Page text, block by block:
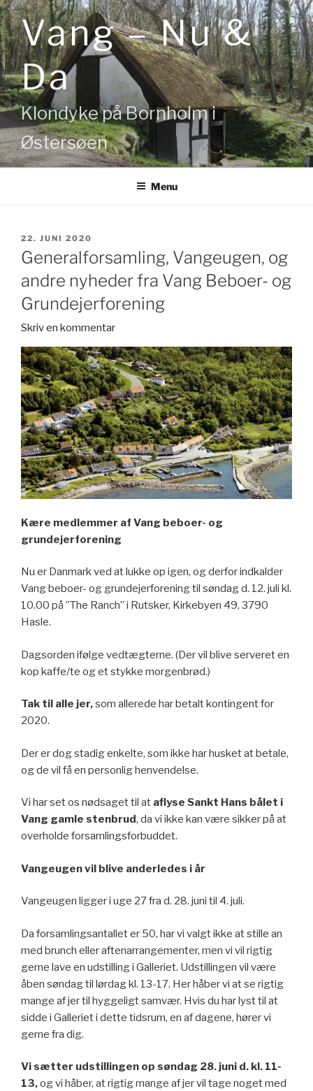
Videre
til
indholdVang – Nu &
Da
Klondyke på Bornholm i
Østersøen
Menu
UDGIVET
DEN
22. JUNI 2020
Generalforsamling, Vangeugen, og
andre nyheder fra Vang Beboer- og
Grundejerforening
Skriv en kommentar
Kære medlemmer af Vang beboer- og
grundejerforening
Nu er Danmark ved at lukke op igen, og derfor indkalder
Vang beboer- og grundejerforening til søndag d. 12. juli kl.
10.00 på ”The Ranch” i Rutsker, Kirkebyen 49, 3790
Hasle.
Dagsorden ifølge vedtægterne. (Der vil blive serveret en
kop kaffe/te og et stykke morgenbrød.)
Tak til alle jer,som allerede har betalt kontingent for
2020.
Der er dog stadig enkelte, som ikke har husket at betale,
og de vil få en personlig henvendelse.
Vi har set os nødsaget til at aflyse Sankt Hans bålet i
Vang gamle stenbrud, da vi ikke kan være sikker på at
overholde forsamlingsforbuddet.
Vangeugen vil blive anderledes i år
Vangeugen ligger i uge 27 fra d. 28. juni til 4. juli.
Da forsamlingsantallet er 50, har vi valgt ikke at stille an
med brunch eller aftenarrangementer, men vi vil rigtig
gerne lave en udstilling i Galleriet. Udstillingen vil være
åben søndag til lørdag kl. 13-17. Her håber vi at se rigtig
mange af jer til hyggeligt samvær. Hvis du har lyst til at
sidde i Galleriet i dette tidsrum, en af dagene, hører vi
gerne fra dig.
Vi sætter udstillingen op søndag 28. juni d. kl. 11-
13,og vi håber, at rigtig mange af jer vil tage noget med